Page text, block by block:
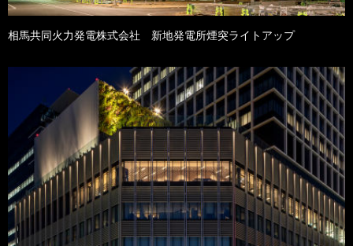
相馬共同火力発電株式会社 新地発電所煙突ライトアップ